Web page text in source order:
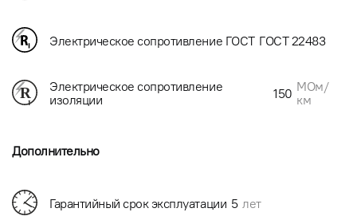
Электрическое сопротивление ГОСТ ГОСТ 22483
Электрическое сопротивление
изоляции
150 МОм/
км
Дополнительно
Гарантийный срок эксплуатации 5 лет